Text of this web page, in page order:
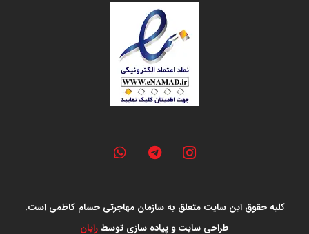
کلیه حقوق این سایت متعلق به سازمان مهاجرتی حسام کاظمی است.
طراحی سایت و پیاده سازی توسطرایان